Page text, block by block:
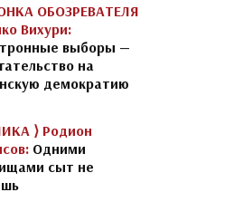
ОБОЗРЕВАТЕЛЯ
Вихури:
выборы —
на
демократию
⟩ Родион
Одними
сыт не